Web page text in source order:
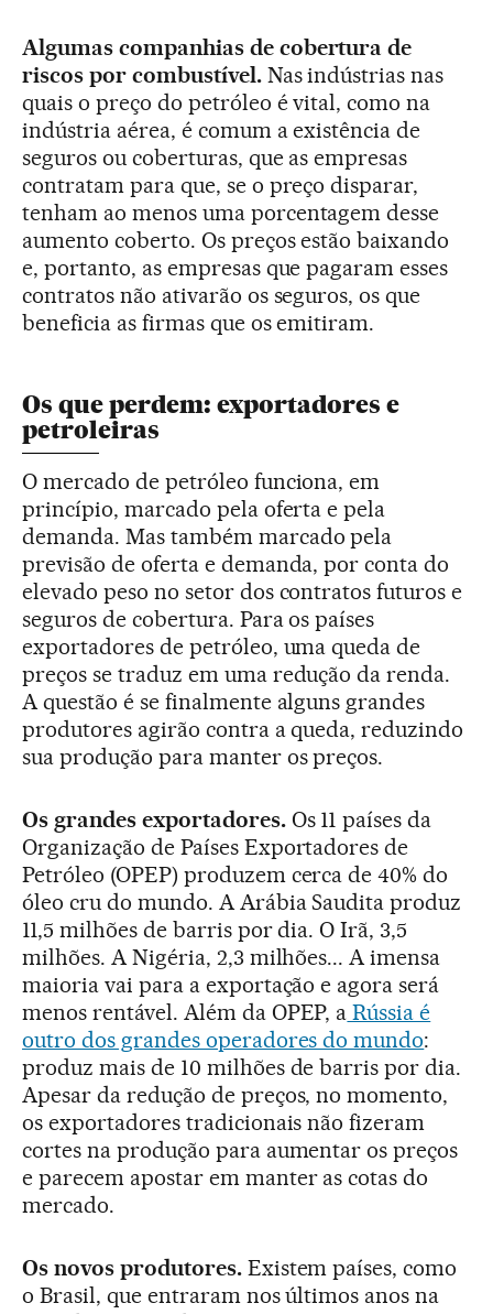
Algumas companhias de cobertura de
riscos por combustível. Nas indústrias nas
quais o preço do petróleo é vital, como na
indústria aérea, é comum a existência de
seguros ou coberturas, que as empresas
contratam para que, se o preço disparar,
tenham ao menos uma porcentagem desse
aumento coberto. Os preços estão baixando
e, portanto, as empresas que pagaram esses
contratos não ativarão os seguros, os que
beneficia as firmas que os emitiram.
Os que perdem: exportadores e
petroleiras
O mercado de petróleo funciona, em
princípio, marcado pela oferta e pela
demanda. Mas também marcado pela
previsão de oferta e demanda, por conta do
elevado peso no setor dos contratos futuros e
seguros de cobertura. Para os países
exportadores de petróleo, uma queda de
preços se traduz em uma redução da renda.
A questão é se finalmente alguns grandes
produtores agirão contra a queda, reduzindo
sua produção para manter os preços.
Os grandes exportadores. Os 11 países da
Organização de Países Exportadores de
Petróleo (OPEP) produzem cerca de 40% do
óleo cru do mundo. A Arábia Saudita produz
11,5 milhões de barris por dia. O Irã, 3,5
milhões. A Nigéria, 2,3 milhões... A imensa
maioria vai para a exportação e agora será
menos rentável. Além da OPEP, a Rússia é
outro dos grandes operadores do mundo:
produz mais de 10 milhões de barris por dia.
Apesar da redução de preços, no momento,
os exportadores tradicionais não fizeram
cortes na produção para aumentar os preços
e parecem apostar em manter as cotas do
mercado.
Os novos produtores.Existem países, como
o Brasil, que entraram nos últimos anos na